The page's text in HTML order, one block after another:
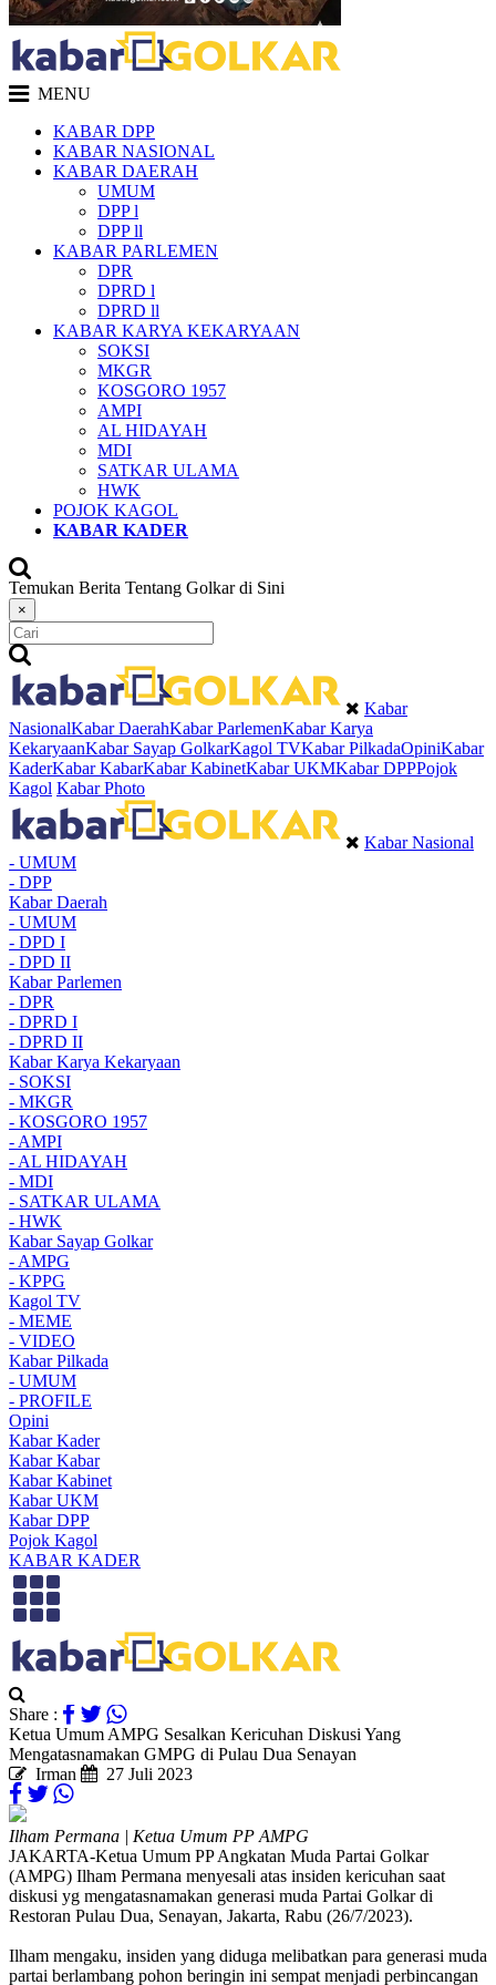
MENU
KABAR DPP
KABAR NASIONAL
KABAR DAERAH
UMUM
DPP l
DPP ll
KABAR PARLEMEN
DPR
DPRD l
DPRD ll
KABAR KARYA KEKARYAAN
SOKSI
MKGR
KOSGORO 1957
AMPI
AL HIDAYAH
MDI
SATKAR ULAMA
HWK
POJOK KAGOL
KABAR KADER
Temukan Berita Tentang Golkar di Sini
×
Kabar
NasionalKabar DaerahKabar ParlemenKabar Karya
KekaryaanKabar Sayap GolkarKagol TVKabar PilkadaOpiniKabar
KaderKabar KabarKabar KabinetKabar UKMKabar DPPPojok
Kagol Kabar Photo
Kabar Nasional
- UMUM
- DPP
Kabar Daerah
- UMUM
- DPD I
- DPD II
Kabar Parlemen
- DPR
- DPRD I
- DPRD II
Kabar Karya Kekaryaan
- SOKSI
- MKGR
- KOSGORO 1957
- AMPI
- AL HIDAYAH
- MDI
- SATKAR ULAMA
- HWK
Kabar Sayap Golkar
- AMPG
- KPPG
Kagol TV
- MEME
- VIDEO
Kabar Pilkada
- UMUM
- PROFILE
Opini
Kabar Kader
Kabar Kabar
Kabar Kabinet
Kabar UKM
Kabar DPP
Pojok Kagol
KABAR KADER
Share :
Ketua Umum AMPG Sesalkan Kericuhan Diskusi Yang
Mengatasnamakan GMPG di Pulau Dua Senayan
Irman
27 Juli 2023
Ilham Permana | Ketua Umum PP AMPG
JAKARTA-Ketua Umum PP Angkatan Muda Partai Golkar
(AMPG) Ilham Permana menyesali atas insiden kericuhan saat
diskusi yg mengatasnamakan generasi muda Partai Golkar di
Restoran Pulau Dua, Senayan, Jakarta, Rabu (26/7/2023).
Ilham mengaku, insiden yang diduga melibatkan para generasi muda
partai berlambang pohon beringin ini sempat menjadi perbincangan